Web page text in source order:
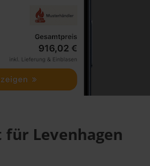
Levenhagen